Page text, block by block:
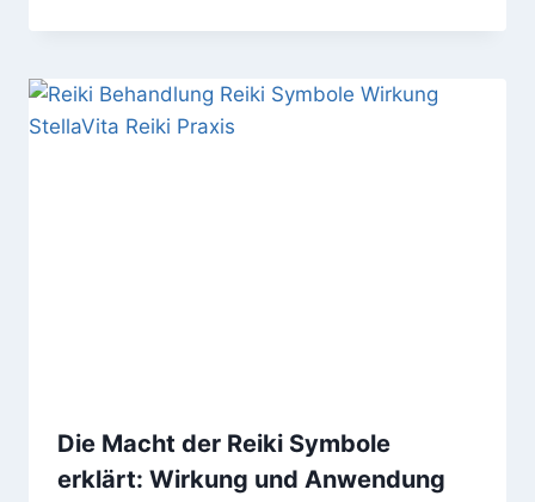
Die Macht der Reiki Symbole
erklärt: Wirkung und Anwendung